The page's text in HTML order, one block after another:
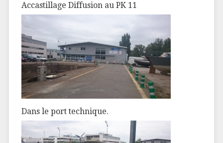
Accastillage Diffusion au PK 11
Dans le port technique.